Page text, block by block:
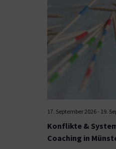
17. September 2026- 19.
Konflikte &
Coaching in